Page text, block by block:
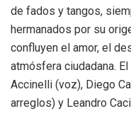
de fados y tangos,
hermanados por su
confluyen el amor, el
atmósfera ciudadana.
Accinelli (voz), Diego
arreglos) y Leandro